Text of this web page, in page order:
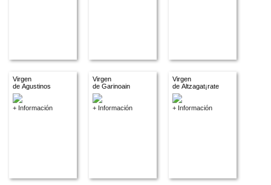
Virgen
de Agustinos
+ Información
Virgen
de Garinoain
+ Información
Virgen
de Altzagat¡rate
+ Información